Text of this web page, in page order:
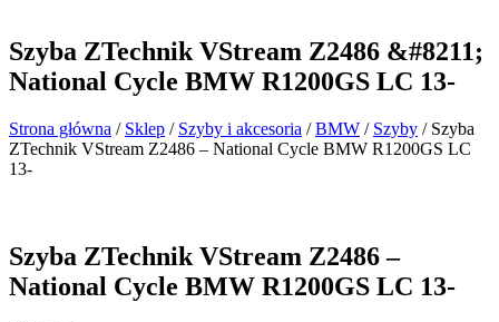
Szyba ZTechnik VStream Z2486 &#8211;
National Cycle BMW R1200GS LC 13-
Strona główna / Sklep / Szyby i akcesoria /BMW / Szyby / Szyba
ZTechnik VStream Z2486 – National Cycle BMW R1200GS LC
13-
Szyba ZTechnik VStream Z2486 –
National Cycle BMW R1200GS LC 13-